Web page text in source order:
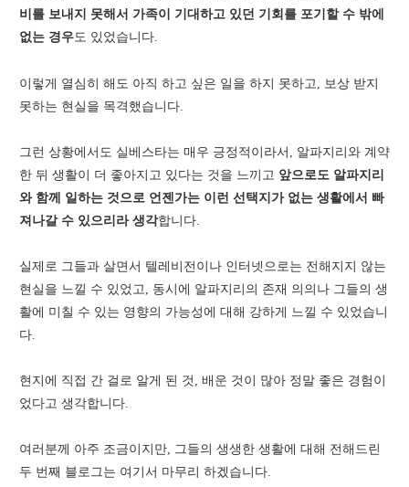
비를 보내지 못해서 가족이 기대하고 있던 기회를 포기할 수 밖에
없는 경우도 있었습니다.
이렇게 열심히 해도 아직 하고 싶은 일을 하지 못하고, 보상 받지
못하는 현실을 목격했습니다.
그런 상황에서도 실베스타는 매우 긍정적이라서, 알파지리와 계약
한 뒤 생활이 더 좋아지고 있다는 것을 느끼고 앞으로도 알파지리
와 함께 일하는 것으로 언젠가는 이런 선택지가 없는 생활에서 빠
져나갈 수 있으리라 생각합니다.
실제로 그들과 살면서 텔레비전이나 인터넷으로는 전해지지 않는
현실을 느낄 수 있었고, 동시에 알파지리의 존재 의의나 그들의 생
활에 미칠 수 있는 영향의 가능성에 대해 강하게 느낄 수 있었습니
다.
현지에 직접 간 걸로 알게 된 것, 배운 것이 많아 정말 좋은 경험이
었다고 생각합니다.
여러분께 아주 조금이지만, 그들의 생생한 생활에 대해 전해드린
두 번째 블로그는 여기서 마무리 하겠습니다.